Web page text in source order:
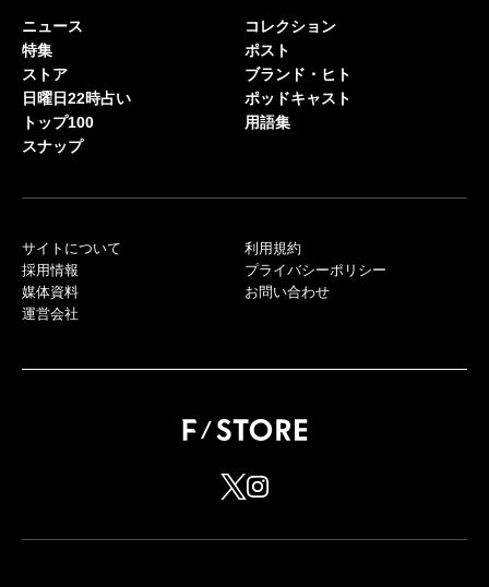
ニュース
特集
ストア
日曜日22時占い
トップ100
スナップ
コレクション
ポスト
ブランド・ヒト
ポッドキャスト
用語集
サイトについて
採用情報
媒体資料
運営会社
利用規約
プライバシーポリシー
お問い合わせ